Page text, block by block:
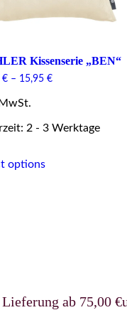
Kissenserie „BEN“
€– 15,95 €
2 - 3 Werktage
optionsproduct
the
ab 75,00 €uro